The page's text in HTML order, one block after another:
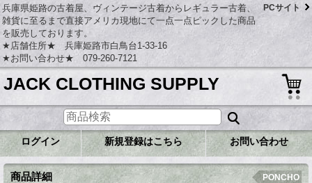
兵庫県姫路の古着屋、ヴィンテージ古着からレギュラー古着、
雑貨に至るまで直接アメリカ現地にて一点一点ピックした商品
を販売しております。
★店舗住所★ 兵庫姫路市白鳥台1-33-16
★お問い合わせ★ 079-260-7121
PCサイト
JACK CLOTHING SUPPLY
ログイン 新規登録はこちら お問い合わせ
商品詳細 PONCHO